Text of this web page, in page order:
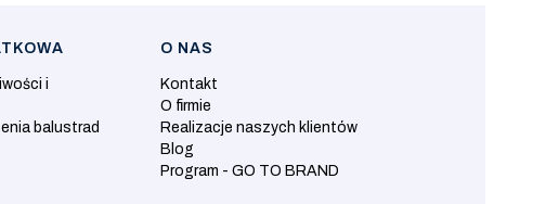
i
balustrad
O NAS
Kontakt
O firmie
Realizacje naszych klientów
Blog
Program - GO TO BRAND